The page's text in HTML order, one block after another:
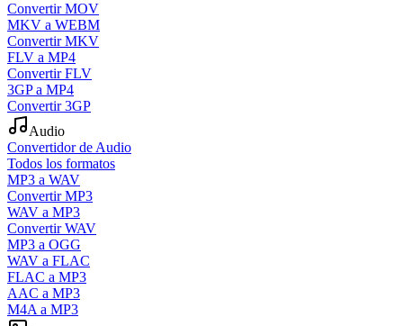
Convertir MOV
MKV a WEBM
Convertir MKV
FLV a MP4
Convertir FLV
3GP a MP4
Convertir 3GP
Audio
Convertidor de Audio
Todos los formatos
MP3 a WAV
Convertir MP3
WAV a MP3
Convertir WAV
MP3 a OGG
WAV a FLAC
FLAC a MP3
AAC a MP3
M4A a MP3